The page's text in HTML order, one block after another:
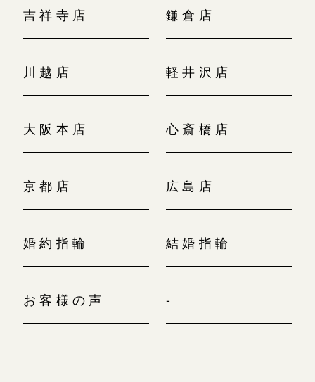
吉祥寺店 鎌倉店
川越店 軽井沢店
大阪本店 心斎橋店
京都店 広島店
婚約指輪 結婚指輪
お客様の声 -